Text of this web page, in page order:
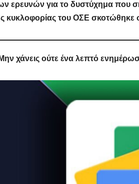
ερευνών για το δυστύχημα που
κυκλοφορίας του ΟΣΕ σκοτώθηκε
Μην χάνεις ούτε ένα λεπτό